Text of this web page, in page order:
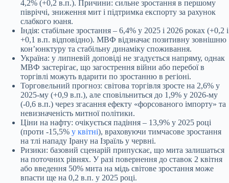
4,2% (+0,2 в.п.). Причини: сильне зростання в першому
півріччі, зниження мит і підтримка експорту за рахунок
слабкого юаня.
Індія: стабільне зростання – 6,4% у 2025 і 2026 роках (+0,2 і
+0,1 в.п. відповідно). МВФ відзначає позитивну зовнішню
кон’юнктуру та стабільну динаміку споживання.
Україна: у липневій доповіді не згадується напряму, однак
МВФ застерігає, що загострення війни або перебої в
торгівлі можуть вдарити по зростанню в регіоні.
Торговельний прогноз: світова торгівля зросте на 2,6% у
2025-му (+0,9 в.п.), але сповільниться до 1,9% у 2026-му
(-0,6 в.п.) через згасання ефекту «форсованого імпорту» та
невизначеність митної політики.
Ціни на нафту: очікується падіння – 13,9% у 2025 році
(проти -15,5% у квітні), враховуючи тимчасове зростання
на тлі нападу Ірану на Ізраїль у червні.
Ризики: базовий сценарій припускає, що мита залишаться
на поточних рівнях. У разі повернення до ставок 2 квітня
або введення 50% мита на мідь світове зростання може
впасти ще на 0,2 в.п. у 2025 році.